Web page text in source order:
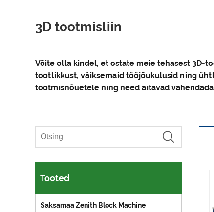
3D tootmisliin
Võite olla kindel, et ostate meie tehasest 3D-
tootlikkust, väiksemaid tööjõukulusid ning
tootmisnõuetele ning need aitavad
Tooted
Saksamaa Zenith Block Machine